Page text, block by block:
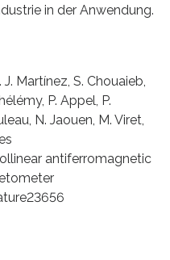
in der Anwendung.
J. Martínez, S. Chouaieb,
P. Appel, P.
N. Jaouen, M. Viret,
antiferromagnetic